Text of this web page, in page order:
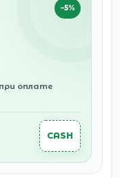
−5%
оплате
CASH